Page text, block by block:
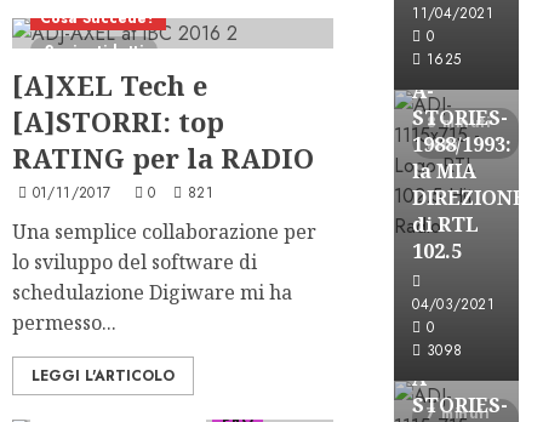
2 minuti letti
Cosa Succede?
[A]XEL Tech e
[A]STORRI: top
RATING per la RADIO
01/11/2017 0 821
Una semplice collaborazione per
lo sviluppo del software di
schedulazione Digiware mi ha
permesso...
LEGGI L'ARTICOLO
Formazione Pro
11/04/2021
0
1625
8 minuti
letti
Formazione
FREE
A-
STORIES-
1988/1993:
la MIA
DIREZIONE
di RTL
102.5
04/03/2021
0
3098
7 minuti
Formazione
FREE
A-
STORIES-